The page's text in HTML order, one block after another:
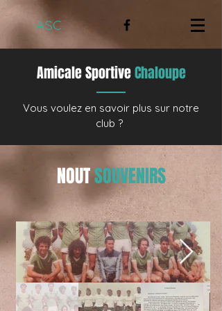
ASC
Amicale SportiveChaloupe
Vous voulez en savoir plus sur notre
club ?
NOUTSOUVENIRS